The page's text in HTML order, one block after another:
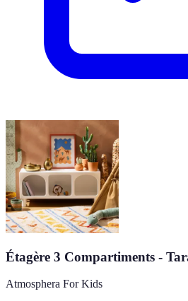
Étagère 3 Compartiments -
Atmosphera For Kids